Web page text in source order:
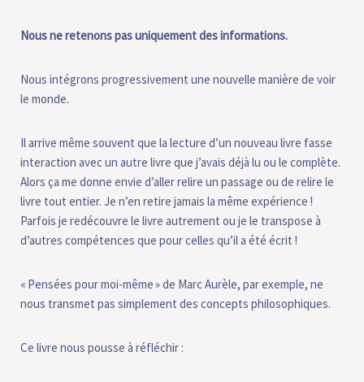
Nous ne retenons pas uniquement des informations.
Nous intégrons progressivement une nouvelle manière de voir
le monde.
Il arrive même souvent que la lecture d’un nouveau livre fasse
interaction avec un autre livre que j’avais déjà lu ou le complète.
Alors ça me donne envie d’aller relire un passage ou de relire le
livre tout entier. Je n’en retire jamais la même expérience !
Parfois je redécouvre le livre autrement ou je le transpose à
d’autres compétences que pour celles qu’il a été écrit !
« Pensées pour moi-même » de Marc Aurèle, par exemple, ne
nous transmet pas simplement des concepts philosophiques.
Ce livre nous pousse à réfléchir :